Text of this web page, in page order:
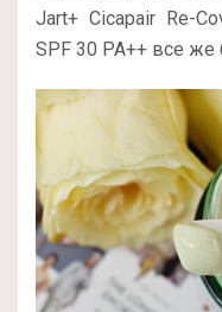
Jart+ Cicapair Re-
SPF 30 PA++ все